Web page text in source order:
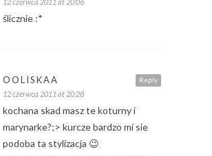
ślicznie :*
Reply
OOLISKAA
12 czerwca 2011 at 20:28
kochana skad masz te koturny i
marynarke?;> kurcze bardzo mi sie
podoba ta stylizacja 😉